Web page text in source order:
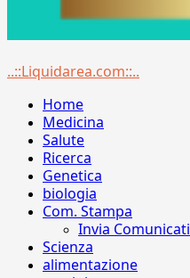
Menu
..::Liquidarea.com::..
Home
Medicina
Salute
Ricerca
Genetica
biologia
Com. Stampa
Invia Comunicati
Scienza
alimentazione